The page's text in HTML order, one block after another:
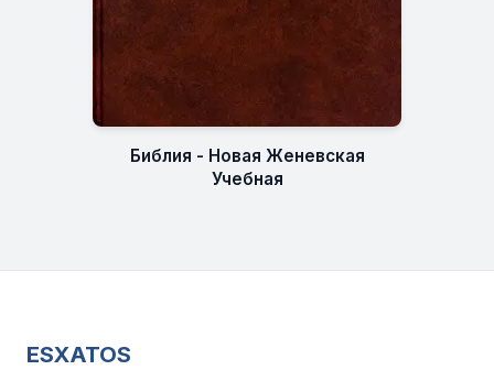
Библия - Новая Женевская
Учебная
ESXATOS